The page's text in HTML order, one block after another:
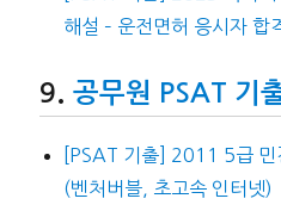
해설 – 운전면허 응시자 합
공무원 PSAT 기
[PSAT 기출] 2011 5급 민
(벤처버블, 초고속 인터넷)